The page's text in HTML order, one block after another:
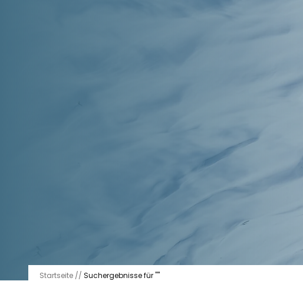
Startseite // Suchergebnisse für ""